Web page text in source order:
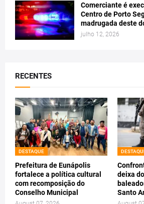
Comerciante é
Centro de Porto
madrugada deste
julho 12, 2026
RECENTES
DESTAQUE
Prefeitura de Eunápolis
fortalece a política cultural
com recomposição do
Conselho Municipal
deixa
Santo